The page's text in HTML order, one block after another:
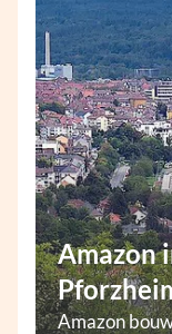
Amazon
Amazon